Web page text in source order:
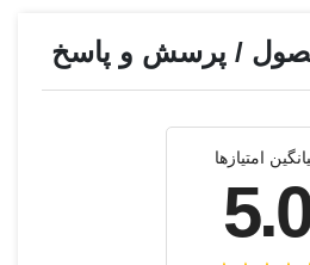
/ پرسش و پاسخ
امتیازها
5.0